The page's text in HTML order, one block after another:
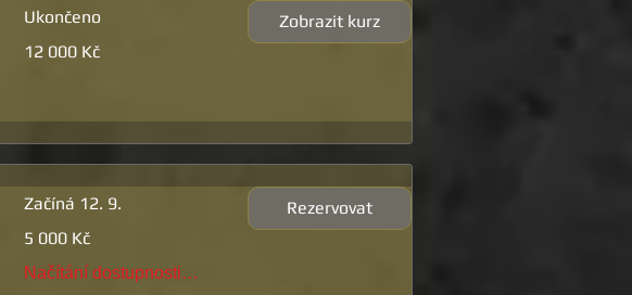
Ukončeno
českých
12 000 Kč
Zobrazit kurz
Začíná 12. 9.
českých
5 000 Kč
Načítání dostupnosti…
Rezervovat